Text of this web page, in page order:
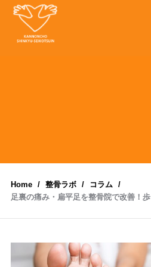
Home 整骨ラボ
コラム
足裏の痛み・扁平足を整骨院で改善！